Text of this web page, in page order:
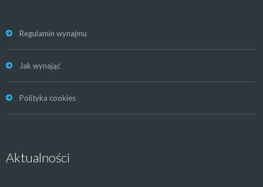
Regulamin wynajmu
Jak wynająć
Polityka cookies
Aktualności